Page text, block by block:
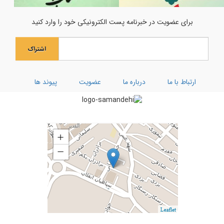
جشن میلاد حضرت مادر سلام‌الله‌علیها
جشن بزرگ ولادت بانوی آب و آیینه
برای عضویت در خبرنامه پست الکترونیکی خود را وارد کنید
اشتراک
ارتباط با ما درباره ما عضویت پیوند ها